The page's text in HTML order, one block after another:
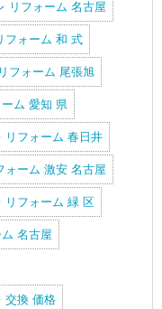
リフォーム 名古屋
フォーム 和 式
フォーム 尾張旭
ーム 愛知 県
リフォーム 春日井
ォーム 激安 名古屋
リフォーム 緑 区
名古屋
交換 価格